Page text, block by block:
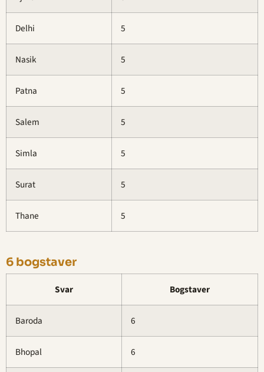
Delhi 5
Nasik 5
Patna 5
Salem 5
Simla 5
Surat 5
Thane 5
6 bogstaver
Svar Bogstaver
Baroda 6
Bhopal 6